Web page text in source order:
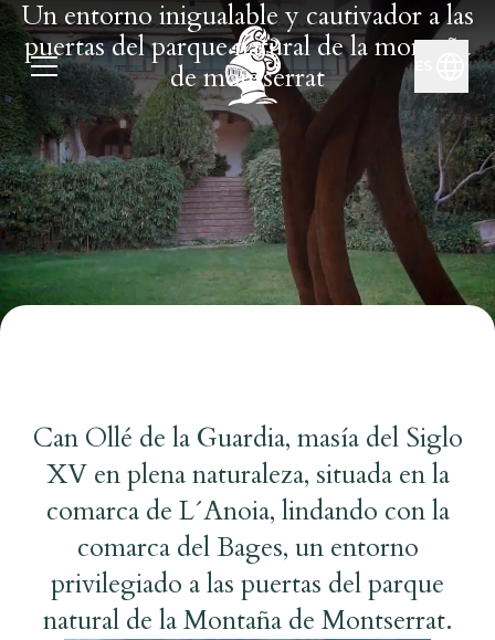
Un entorno inigualable y cautivador a las
puertas del parque natural de la montaña
de montserrat
Can Ollé de la Guardia, masía del Siglo
XV en plena naturaleza, situada en la
comarca de L´Anoia, lindando con la
comarca del Bages, un entorno
privilegiado a las puertas del parque
natural de la Montaña de Montserrat.